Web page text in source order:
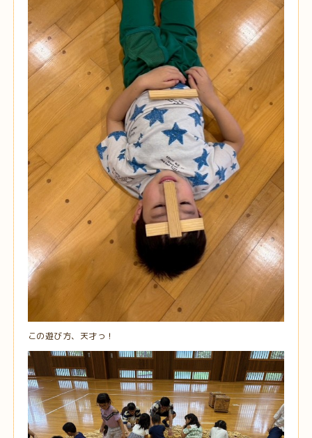
この遊び方、天才っ！